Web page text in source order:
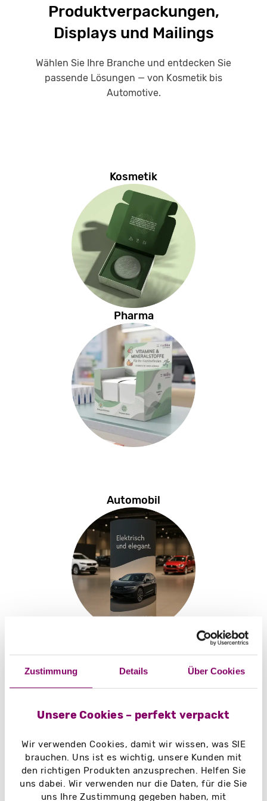
Zustimmung Details Über Cookies
Unsere Cookies – perfekt verpackt
Wir verwenden Cookies, damit wir wissen, was SIE
brauchen. Uns ist es wichtig, unsere Kunden mit
den richtigen Produkten anzusprechen. Helfen Sie
uns dabei. Wir verwenden nur die Daten, für die Sie
uns Ihre Zustimmung gegeben haben, mit
Produktverpackungen,
Displays und Mailings
Wählen Sie Ihre Branche und entdecken Sie
passende Lösungen — von Kosmetik bis
Automotive.
Kosmetik
Pharma
Automobil